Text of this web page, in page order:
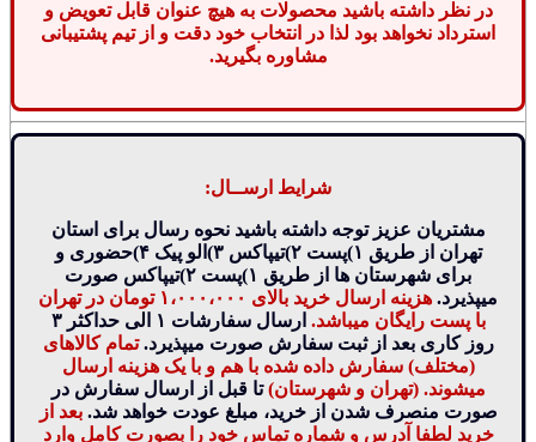
در نظر داشته باشید محصولات به هیچ عنوان قابل تعویض و
استرداد نخواهد بود لذا در انتخاب خود دقت و از تیم پشتیبانی
مشاوره بگیرید.
شرایط ارســال:
مشتریان عزیز توجه داشته باشید نحوه رسال برای استان
تهران از طریق ۱)پست ۲)تیپاکس ۳)الو پیک ۴)حضوری و
برای شهرستان ها از طریق ۱)پست ۲)تیپاکس صورت
میپذیرد.
هزینه ارسال خرید بالای ۱،۰۰۰،۰۰۰ تومان در تهران
با پست رایگان میباشد.
ارسال سفارشات ۱ الی حداکثر ۳
روز کاری بعد از ثبت سفارش صورت میپذیرد. تمام کالاهای
(مختلف) سفارش داده شده با هم و با یک هزینه ارسال
میشوند. (تهران و شهرستان) تا قبل از ارسال سفارش در
صورت منصرف شدن از خرید، مبلغ عودت خواهد شد. بعد از
خرید لطفا آدرس و شماره تماس خود را بصورت کامل وارد